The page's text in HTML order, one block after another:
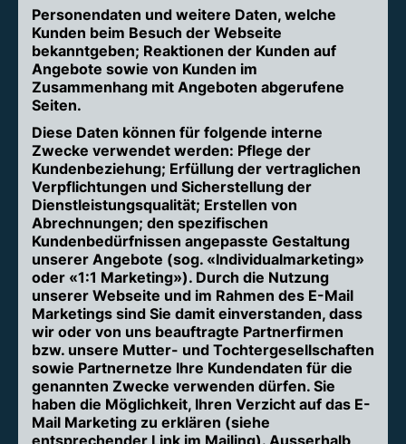
Personendaten und weitere Daten, welche
Kunden beim Besuch der Webseite
bekanntgeben; Reaktionen der Kunden auf
Angebote sowie von Kunden im
Zusammenhang mit Angeboten abgerufene
Seiten.
Diese Daten können für folgende interne
Zwecke verwendet werden: Pflege der
Kundenbeziehung; Erfüllung der vertraglichen
Verpflichtungen und Sicherstellung der
Dienstleistungsqualität; Erstellen von
Abrechnungen; den spezifischen
Kundenbedürfnissen angepasste Gestaltung
unserer Angebote (sog. «Individualmarketing»
oder «1:1 Marketing»). Durch die Nutzung
unserer Webseite und im Rahmen des E-Mail
Marketings sind Sie damit einverstanden, dass
wir oder von uns beauftragte Partnerfirmen
bzw. unsere Mutter- und Tochtergesellschaften
sowie Partnernetze Ihre Kundendaten für die
genannten Zwecke verwenden dürfen. Sie
haben die Möglichkeit, Ihren Verzicht auf das E-
Mail Marketing zu erklären (siehe
entsprechender Link im Mailing). Ausserhalb